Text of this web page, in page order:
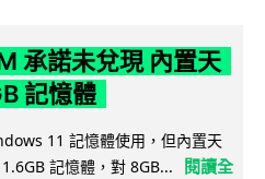
承諾未兌現 內置天
記憶體
11 記憶體使用，但內置天
記憶體，對 8GB...
閱讀全